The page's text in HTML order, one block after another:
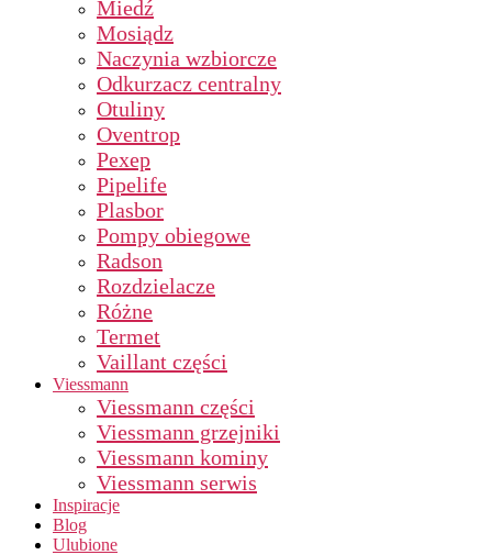
Miedź
Mosiądz
Naczynia wzbiorcze
Odkurzacz centralny
Otuliny
Oventrop
Pexep
Pipelife
Plasbor
Pompy obiegowe
Radson
Rozdzielacze
Różne
Termet
Vaillant części
Viessmann
Viessmann części
Viessmann grzejniki
Viessmann kominy
Viessmann serwis
Inspiracje
Blog
Ulubione